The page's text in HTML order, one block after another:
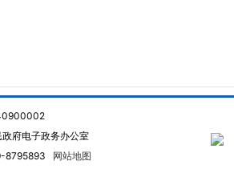
府电子政务办公室
8795893 网站地图